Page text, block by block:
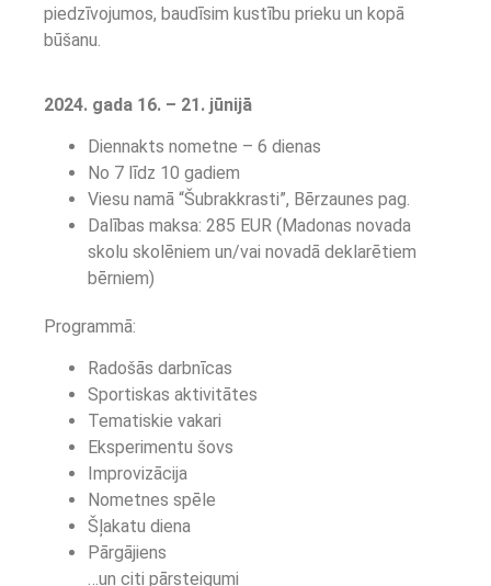
piedzīvojumos, baudīsim kustību prieku un kopā
būšanu.
2024. gada 16. – 21. jūnijā
Diennakts nometne – 6 dienas
No 7 līdz 10 gadiem
Viesu namā “Šubrakkrasti”, Bērzaunes pag.
Dalības maksa: 285 EUR (Madonas novada
skolu skolēniem un/vai novadā deklarētiem
bērniem)
Programmā:
Radošās darbnīcas
Sportiskas aktivitātes
Tematiskie vakari
Eksperimentu šovs
Improvizācija
Nometnes spēle
Šļakatu diena
Pārgājiens
…un citi pārsteigumi